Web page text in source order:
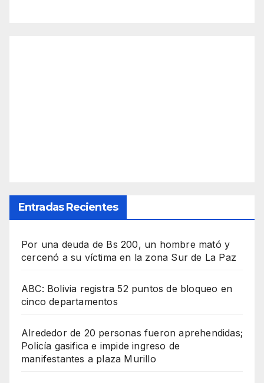
Entradas Recientes
Por una deuda de Bs 200, un hombre mató y
cercenó a su víctima en la zona Sur de La Paz
ABC: Bolivia registra 52 puntos de bloqueo en
cinco departamentos
Alrededor de 20 personas fueron aprehendidas;
Policía gasifica e impide ingreso de
manifestantes a plaza Murillo